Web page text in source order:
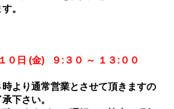
。
０日 (金) ９:３０ ～ １３:００
より通常営業とさせて頂きますの
下さい。